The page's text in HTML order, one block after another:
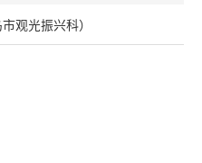
观光振兴科）